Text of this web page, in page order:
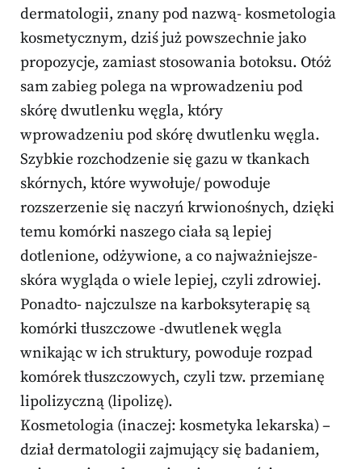
dermatologii, znany pod nazwą- kosmetologia
kosmetycznym, dziś już powszechnie jako
propozycje, zamiast stosowania botoksu. Otóż
sam zabieg polega na wprowadzeniu pod
skórę dwutlenku węgla, który
wprowadzeniu pod skórę dwutlenku węgla.
Szybkie rozchodzenie się gazu w tkankach
skórnych, które wywołuje/ powoduje
rozszerzenie się naczyń krwionośnych, dzięki
temu komórki naszego ciała są lepiej
dotlenione, odżywione, a co najważniejsze-
skóra wygląda o wiele lepiej, czyli zdrowiej.
Ponadto- najczulsze na karboksyterapię są
komórki tłuszczowe -dwutlenek węgla
wnikając w ich struktury, powoduje rozpad
komórek tłuszczowych, czyli tzw. przemianę
lipolizyczną (lipolizę).
Kosmetologia (inaczej: kosmetyka lekarska) –
dział dermatologii zajmujący się badaniem,